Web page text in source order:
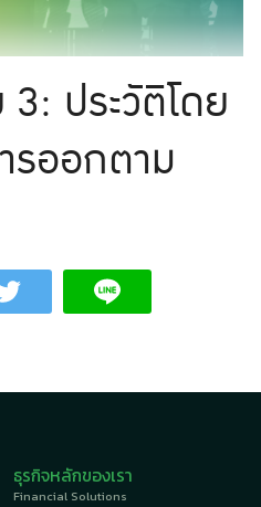
ประวัติโดย
รออกตาม
ธุรกิจหลักของเรา
Financial Solutions